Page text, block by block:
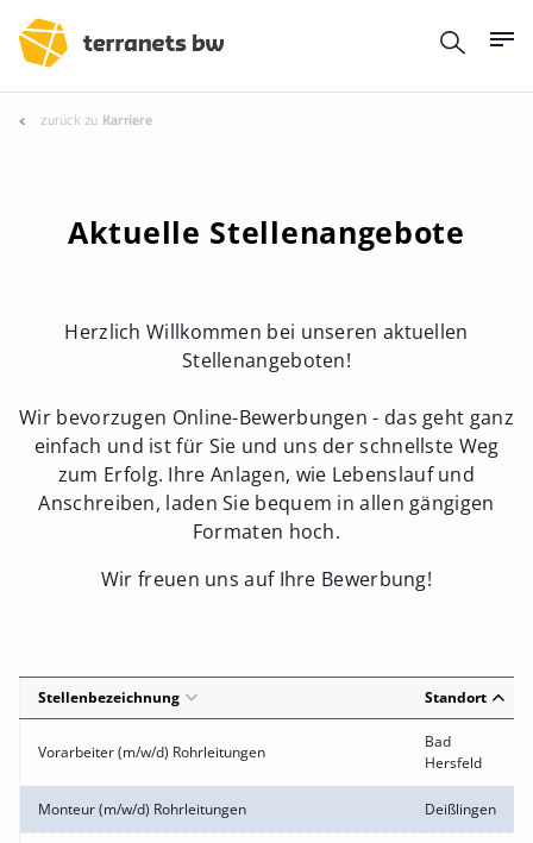
zurück zu Karriere
Aktuelle Stellenangebote
Herzlich Willkommen bei unseren aktuellen
Stellenangeboten!
Wir bevorzugen Online-Bewerbungen - das geht ganz
einfach und ist für Sie und uns der schnellste Weg
zum Erfolg. Ihre Anlagen, wie Lebenslauf und
Anschreiben, laden Sie bequem in allen gängigen
Formaten hoch.
Wir freuen uns auf Ihre Bewerbung!
Stellenbezeichnung Standort
Vorarbeiter (m/w/d) Rohrleitungen
Bad
Hersfeld
Monteur (m/w/d) Rohrleitungen Deißlingen